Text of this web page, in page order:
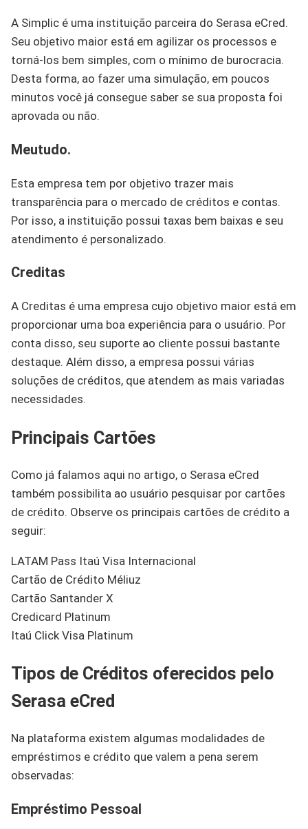
A Simplic é uma instituição parceira do Serasa eCred.
Seu objetivo maior está em agilizar os processos e
torná-los bem simples, com o mínimo de burocracia.
Desta forma, ao fazer uma simulação, em poucos
minutos você já consegue saber se sua proposta foi
aprovada ou não.
Meutudo.
Esta empresa tem por objetivo trazer mais
transparência para o mercado de créditos e contas.
Por isso, a instituição possui taxas bem baixas e seu
atendimento é personalizado.
Creditas
A Creditas é uma empresa cujo objetivo maior está em
proporcionar uma boa experiência para o usuário. Por
conta disso, seu suporte ao cliente possui bastante
destaque. Além disso, a empresa possui várias
soluções de créditos, que atendem as mais variadas
necessidades.
Principais Cartões
Como já falamos aqui no artigo, o Serasa eCred
também possibilita ao usuário pesquisar por cartões
de crédito. Observe os principais cartões de crédito a
seguir:
LATAM Pass Itaú Visa Internacional
Cartão de Crédito Méliuz
Cartão Santander X
Credicard Platinum
Itaú Click Visa Platinum
Tipos de Créditos oferecidos pelo
Serasa eCred
Na plataforma existem algumas modalidades de
empréstimos e crédito que valem a pena serem
observadas:
Empréstimo Pessoal